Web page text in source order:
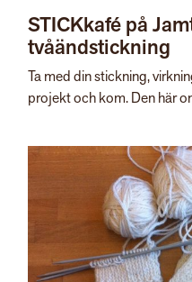
STICKkafé på
tvåändstickning
Ta med din stickning,
projekt och kom. Den här